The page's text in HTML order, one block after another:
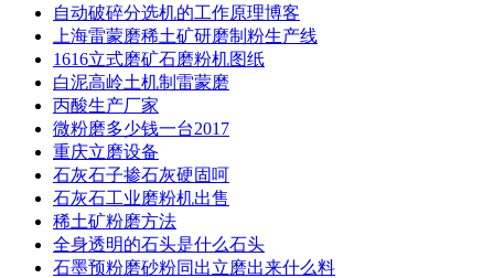
自动破碎分选机的工作原理博客
上海雷蒙磨稀土矿研磨制粉生产线
1616立式磨矿石磨粉机图纸
白泥高岭土机制雷蒙磨
丙酸生产厂家
微粉磨多少钱一台2017
重庆立磨设备
石灰石子掺石灰硬固呵
石灰石工业磨粉机出售
稀土矿粉磨方法
全身透明的石头是什么石头
石墨预粉磨砂粉同出立磨出来什么料